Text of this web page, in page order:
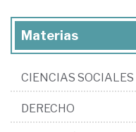
Materias
CIENCIAS SOCIALES
DERECHO